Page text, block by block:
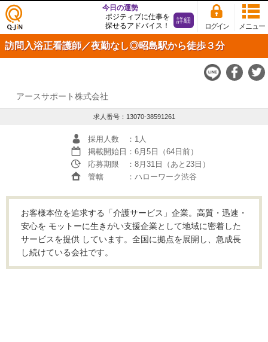
仕事
探し
の求
Q-JiN
メニュー
ログイン
今日の運勢
ポジティブに仕事を
探せるアドバイス！
詳細
訪問入浴正看護師／夜勤なし◎昭島駅から徒歩３分
アースサポート株式会社
求人番号：13070-38591261
採用人数
：1人
掲載開始日 ：6月5日（64日前）
応募期限
：8月31日（あと23日）
管轄
：ハローワーク渋谷
お客様本位を追求する「介護サービス」企業。高質・迅速・
安心を モットーに生きがい支援企業として地域に密着した
サービスを提供 しています。全国に拠点を展開し、急成長
し続けている会社です。